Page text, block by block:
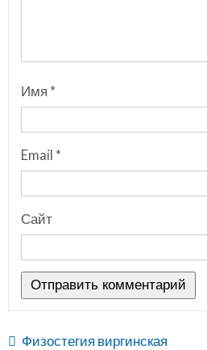
Имя *
Email *
Сайт
Физостегия виргинская